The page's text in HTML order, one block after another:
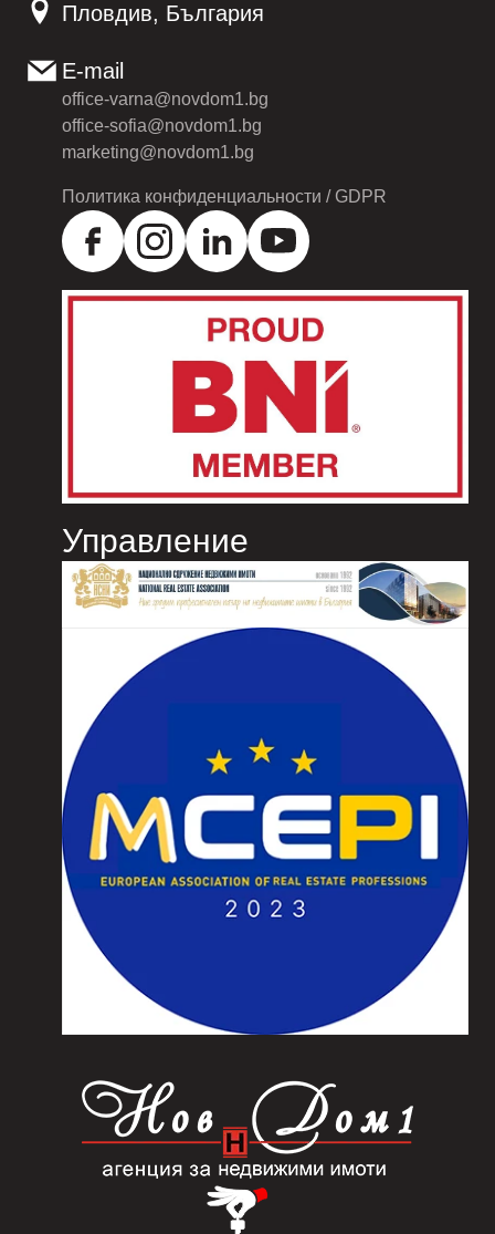
Пловдив, България
E-mail
office-varna@novdom1.bg
office-sofia@novdom1.bg
marketing@novdom1.bg
Политика конфиденциальности / GDPR
Управление